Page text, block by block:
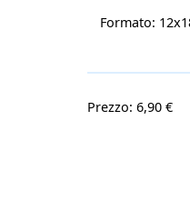
Formato:
Prezzo: 6,90 €